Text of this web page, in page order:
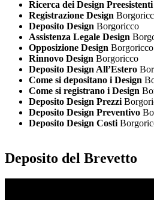
Ricerca dei Design Preesistenti
Registrazione Design
Deposito Design Borgoricco
Assistenza Legale Design
Opposizione Design Borgoricco
Rinnovo Design Borgoricco
Deposito Design All’Estero
Come si depositano i Design
Come si registrano i Design
Deposito Design Prezzi
Deposito Design Preventivo
Deposito Design Costi
Deposito del Brevetto